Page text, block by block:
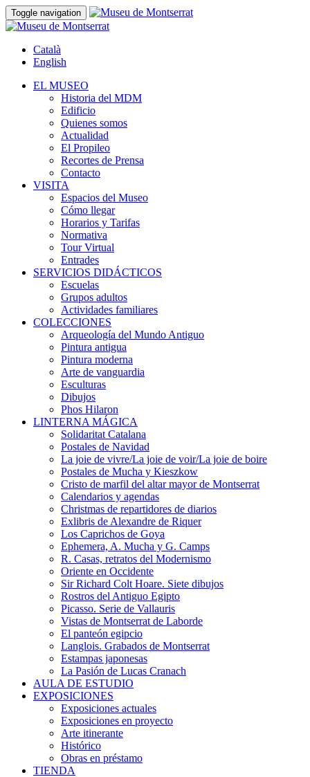
Toggle navigation
Català
English
EL MUSEO
Historia del MDM
Edificio
Quienes somos
Actualidad
El Propileo
Recortes de Prensa
Contacto
VISITA
Espacios del Museo
Cómo llegar
Horarios y Tarifas
Normativa
Tour Virtual
Entrades
SERVICIOS DIDÁCTICOS
Escuelas
Grupos adultos
Actividades familiares
COLECCIONES
Arqueología del Mundo Antiguo
Pintura antigua
Pintura moderna
Arte de vanguardia
Esculturas
Dibujos
Phos Hilaron
LINTERNA MÁGICA
Solidaritat Catalana
Postales de Navidad
La joie de vivre/La joie de voir/La joie de boire
Postales de Mucha y Kieszkow
Cristo de marfil del altar mayor de Montserrat
Calendarios y agendas
Christmas de repartidores de diarios
Exlibris de Alexandre de Riquer
Los Caprichos de Goya
Ephemera, A. Mucha y G. Camps
R. Casas, retratos del Modernismo
Oriente en Occidente
Sir Richard Colt Hoare. Siete dibujos
Rostros del Antiguo Egipto
Picasso. Serie de Vallauris
Vistas de Montserrat de Laborde
El panteón egipcio
Langlois. Grabados de Montserrat
Estampas japonesas
La Pasión de Lucas Cranach
AULA DE ESTUDIO
EXPOSICIONES
Exposiciones actuales
Exposiciones en proyecto
Arte itinerante
Histórico
Obras en préstamo
TIENDA